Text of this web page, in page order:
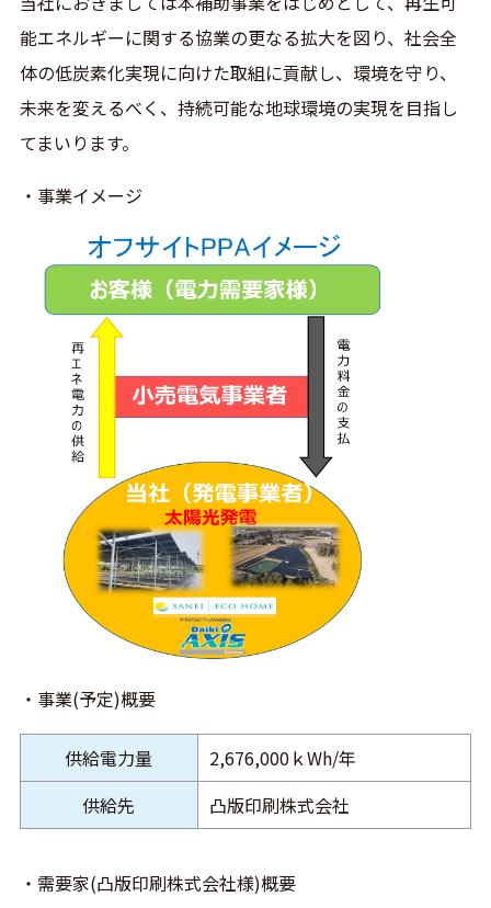
能エネルギーに関する協業の更なる拡大を図り、社会全
体の低炭素化実現に向けた取組に貢献し、環境を守り、
未来を変えるべく、持続可能な地球環境の実現を目指し
てまいります。
・事業イメージ
・事業(予定)概要
供給電力量
2,676,000ｋWh/年
供給先
凸版印刷株式会社
・需要家(凸版印刷株式会社様)概要